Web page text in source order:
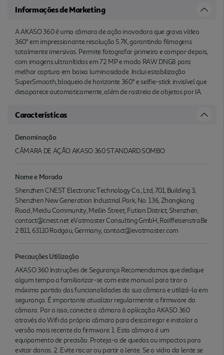
Informações de Marketing
A AKASO 360 é uma câmara de ação inovadora que grava vídeo
360° em impressionante resolução 5.7K, garantindo filmagens
totalmente imersivas. Permite fotografar primeiro e compor depois,
com imagens ultranítidas em 72 MP e modo RAW DNG8 para
melhor captura em baixa luminosidade. Inclui estabilização
SuperSmooth, bloqueio de horizonte 360° e selfie-stick invisível que
desaparece automaticamente, além de rastreio de objetos por IA.
Características
Denominação
CÂMARA DE AÇÃO AKASO 360 STANDARD SOMBO
Nome e Morada
Shenzhen CNEST Electronic Technology Co., Ltd, 701, Building 3,
Shenzhen New Generation Industrial Park, No. 136, Zhongkang
Road, Meidu Community, Meilin Street, Futian District, Shenzhen,
contact@cnest.net eVatmaster Consulting GmbH, RaiiffeisenstraBe
2 B11, 63110 Rodgau, Germany, contact@evatmaster.com
Precauções Utilização
AKASO 360 Instruções de Segurança Recomendamos que dedique
algum tempo a familiarizar-se com este manual para tirar o
máximo partido das funcionalidades da sua câmara e utilizá-la em
segurança. É importante atualizar regularmente o firmware da
câmara. Par a isso, conecte a câmara à aplicação AKASO 360
através do Wifi da própria câmara para descarregar e instalar a
versão mais recente do firmware. 1. Esta câmara é um
equipamento de precisão. Proteja-a de quedas ou impactos para
evitar danos. 2. Evite risc ar ou partir a lente. Se o vidro da lente se